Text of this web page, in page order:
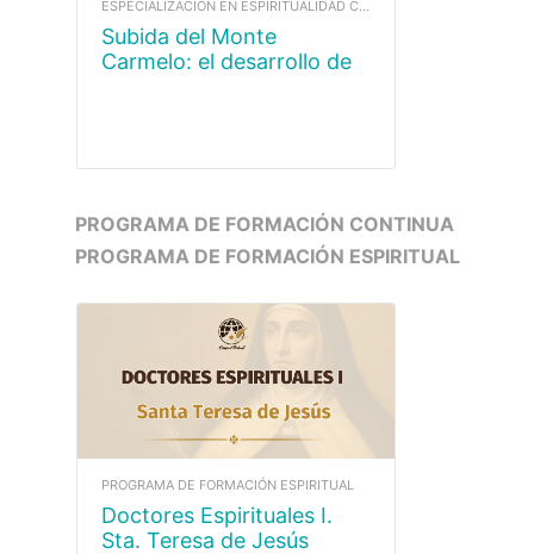
ESPECIALIZACIÓN EN ESPIRITUALIDAD CARMELITANA
Subida del Monte
Carmelo: el desarrollo de
PROGRAMA DE FORMACIÓN CONTINUA
PROGRAMA DE FORMACIÓN ESPIRITUAL
PROGRAMA DE FORMACIÓN ESPIRITUAL
Doctores Espirituales I.
Sta. Teresa de Jesús